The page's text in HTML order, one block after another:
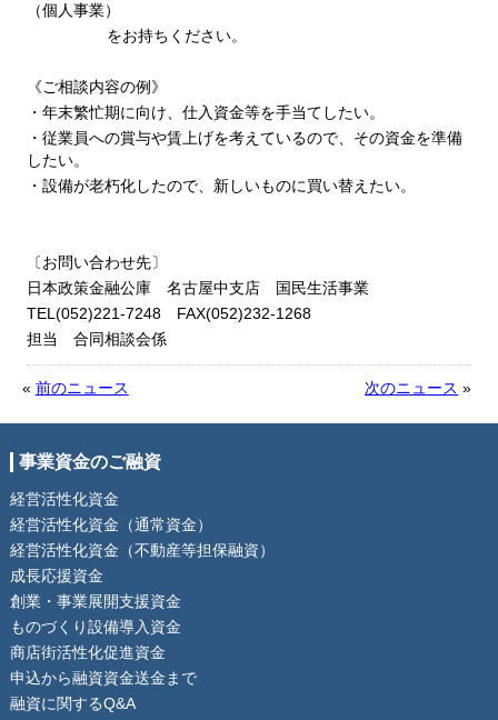
（個人事業）
をお持ちください。
《ご相談内容の例》
・年末繁忙期に向け、仕入資金等を手当てしたい。
・従業員への賞与や賃上げを考えているので、その資金を準備
したい。
・設備が老朽化したので、新しいものに買い替えたい。
〔お問い合わせ先〕
日本政策金融公庫 名古屋中支店 国民生活事業
TEL(052)221-7248 FAX(052)232-1268
担当 合同相談会係
« 前のニュース 次のニュース »
事業資金のご融資
経営活性化資金
経営活性化資金（通常資金）
経営活性化資金（不動産等担保融資）
成長応援資金
創業・事業展開支援資金
ものづくり設備導入資金
商店街活性化促進資金
申込から融資資金送金まで
融資に関するQ&A